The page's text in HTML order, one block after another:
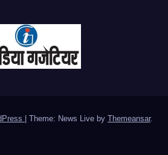
Theme: News Live by Themeansar.